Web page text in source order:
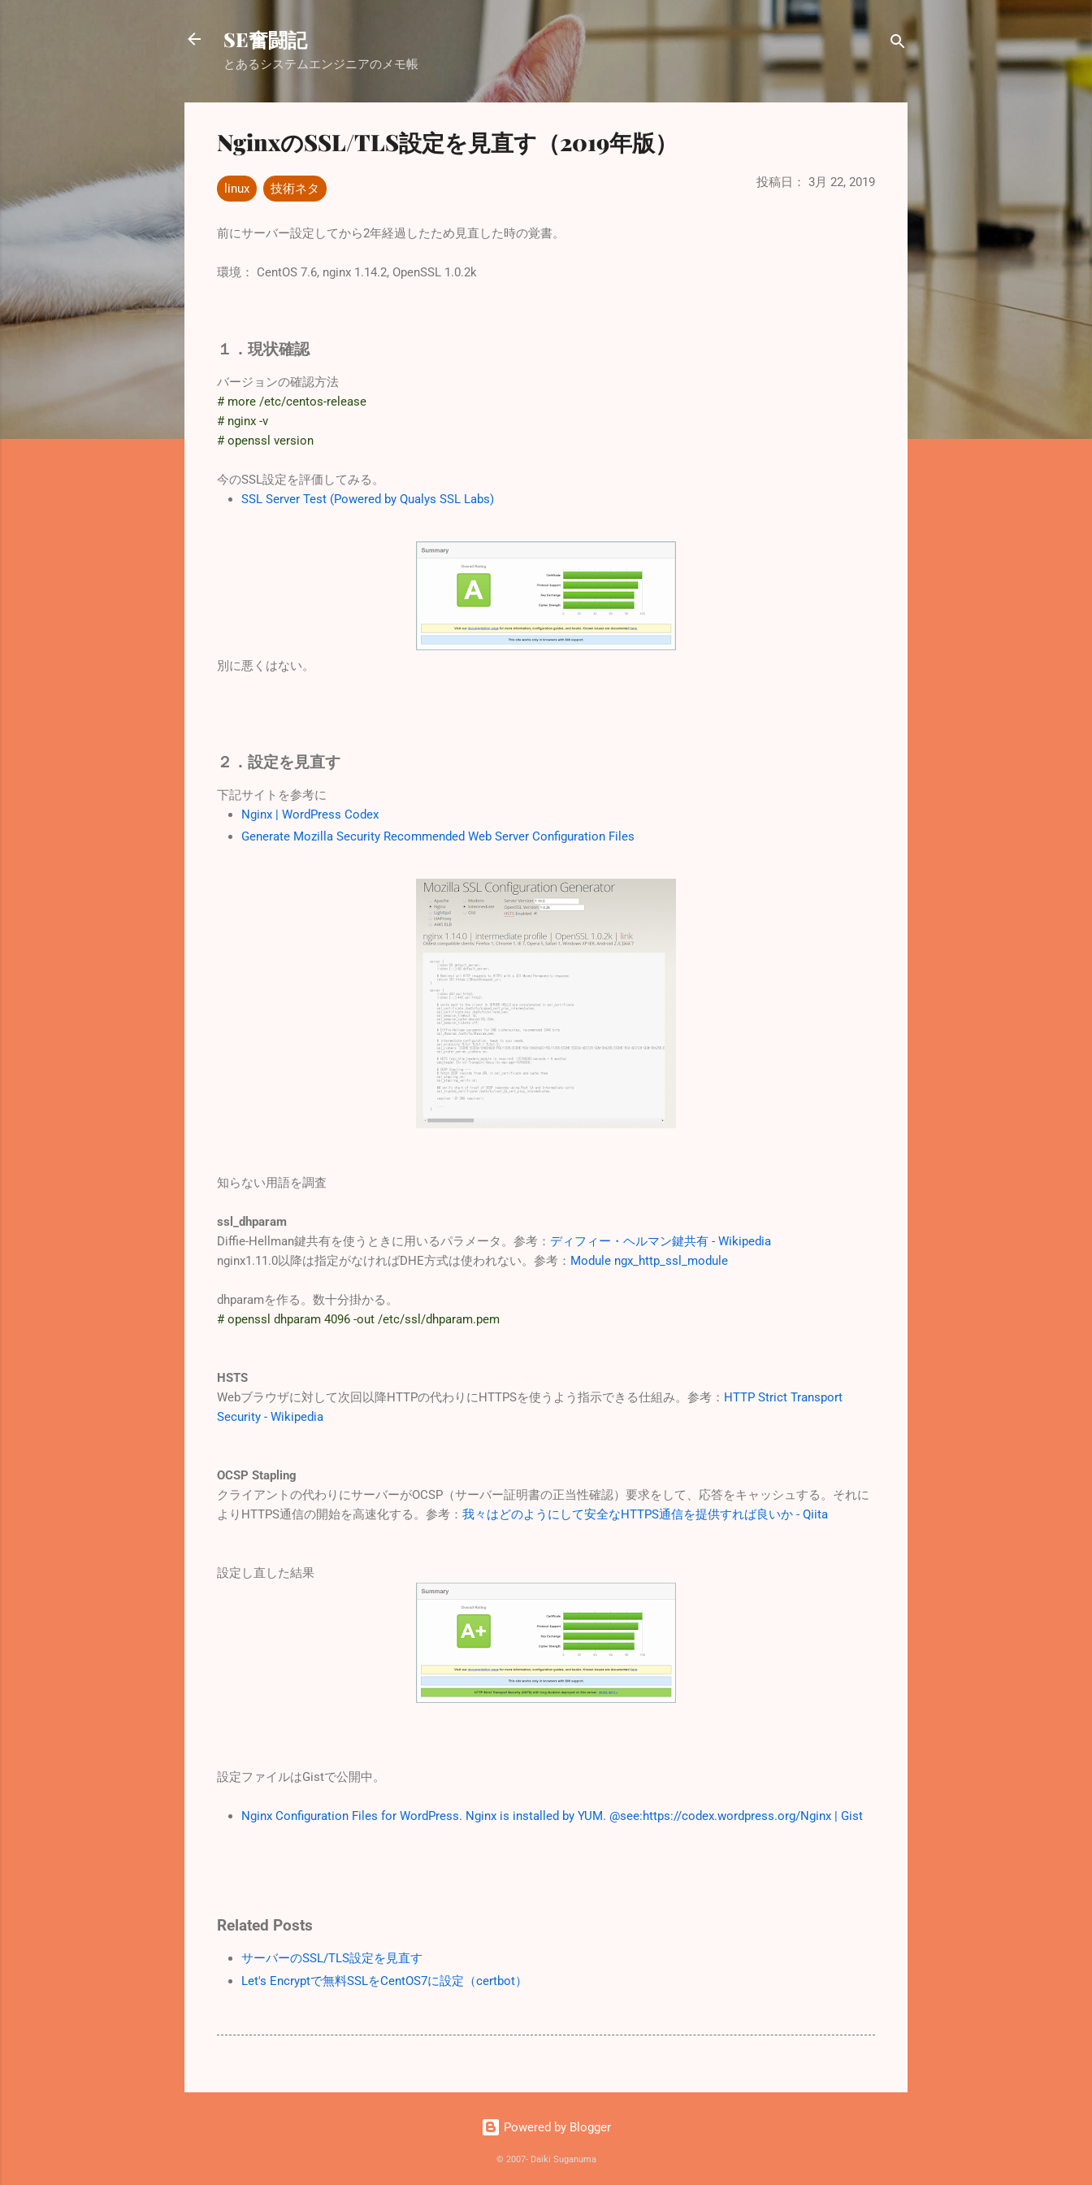
スキップしてメイン コンテンツに移動
SE奮闘記
とあるシステムエンジニアのメモ帳
NginxのSSL/TLS設定を見直す（2019年版）
linux 技術ネタ 投稿日： 3月 22, 2019
前にサーバー設定してから2年経過したため見直した時の覚書。
環境： CentOS 7.6, nginx 1.14.2, OpenSSL 1.0.2k
１．現状確認
バージョンの確認方法
# more /etc/centos-release
# nginx -v
# openssl version
今のSSL設定を評価してみる。
SSL Server Test (Powered by Qualys SSL Labs)
別に悪くはない。
２．設定を見直す
下記サイトを参考に
Nginx | WordPress Codex
Generate Mozilla Security Recommended Web Server Configuration Files
知らない用語を調査
ssl_dhparam
Diffie-Hellman鍵共有を使うときに用いるパラメータ。参考： ディフィー・ヘルマン鍵共有 - Wikipedia
nginx1.11.0以降は指定がなければDHE方式は使われない。参考： Module ngx_http_ssl_module
dhparamを作る。数十分掛かる。
# openssl dhparam 4096 -out /etc/ssl/dhparam.pem
HSTS
Webブラウザに対して次回以降HTTPの代わりにHTTPSを使うよう指示できる仕組み。参考： HTTP Strict Transport
Security - Wikipedia
OCSP Stapling
クライアントの代わりにサーバーがOCSP（サーバー証明書の正当性確認）要求をして、応答をキャッシュする。それに
よりHTTPS通信の開始を高速化する。参考： 我々はどのようにして安全なHTTPS通信を提供すれば良いか - Qiita
設定し直した結果
設定ファイルはGistで公開中。
Nginx Configuration Files for WordPress. Nginx is installed by YUM. @see:https://codex.wordpress.org/Nginx | Gist
Related Posts
サーバーのSSL/TLS設定を見直す
Let's Encryptで無料SSLをCentOS7に設定（certbot）
Powered by Blogger
© 2007- Daiki Suganuma